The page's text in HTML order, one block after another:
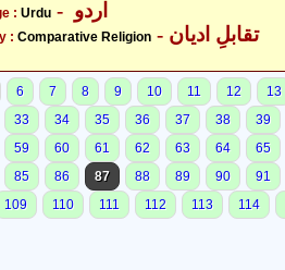
: Urdu
: Comparative Religion - تقابلِ ادیان
6 7 8 9 10 11 12
13
33 34 35 36 37 38
39
59 60 61 62 63 64
65
85 86 87 88 89 90
91
109 110 111 112 113 114